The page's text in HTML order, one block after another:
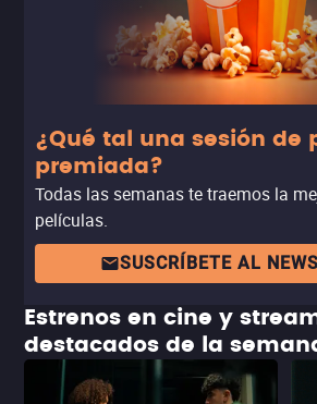
¿Qué tal una sesión de
premiada?
Todas las semanas te traemos la
películas.
SUSCRÍBETE AL
Estrenos en cine y
destacados de la